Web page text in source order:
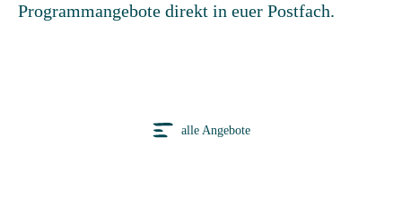
Programmangebote direkt in euer Postfach.
alle Angebote